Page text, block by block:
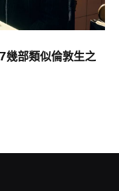
幾部類似倫敦生之